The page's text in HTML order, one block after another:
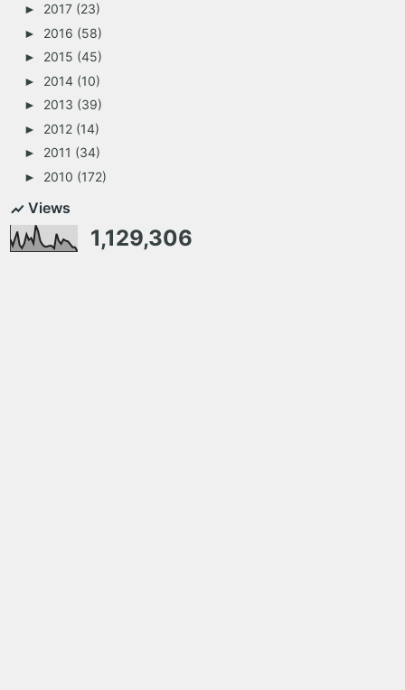
► 2017 (23)
► 2016 (58)
► 2015 (45)
► 2014 (10)
► 2013 (39)
► 2012 (14)
► 2011 (34)
► 2010 (172)
Views
1,129,306